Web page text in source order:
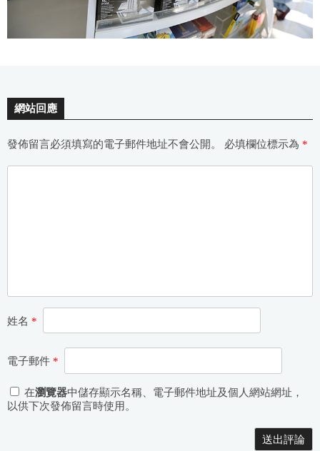
網站回應
發佈留言必須填寫的電子郵件地址不會公開。 必填欄位標示為 *
姓名 *
電子郵件 *
在瀏覽器中儲存顯示名稱、電子郵件地址及個人網站網址，
以供下次發佈留言時使用。